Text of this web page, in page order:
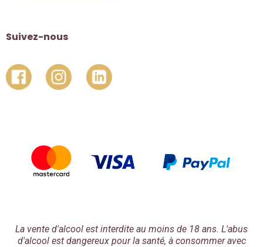
Suivez-nous
La vente d'alcool est interdite au moins de 18 ans. L'abus
d'alcool est dangereux pour la santé, à consommer avec